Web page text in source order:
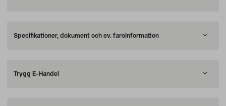
Specifikationer, dokument och ev. faroinformation
Trygg E-Handel